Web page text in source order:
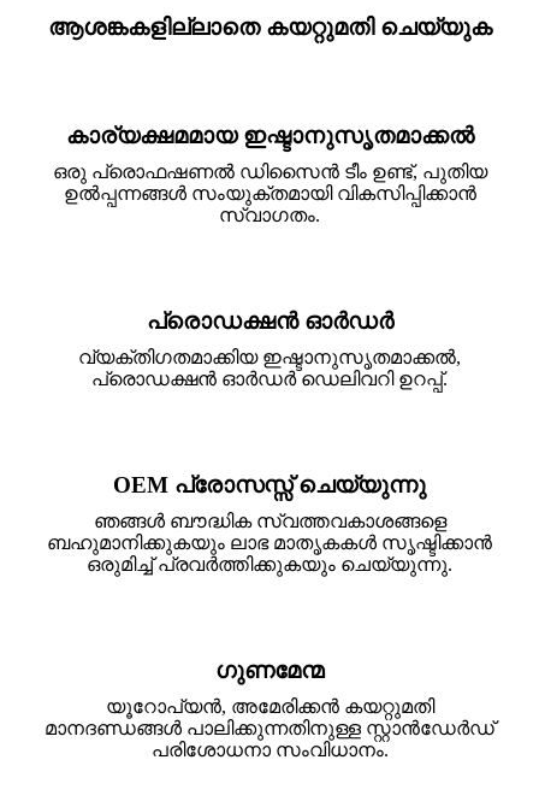
ആശങ്കകളില്ലാതെ കയറ്റുമതി ചെയ്യുക
കാര്യക്ഷമമായ ഇഷ്ടാനുസൃതമാക്കൽ
ഒരു പ്രൊഫഷണൽ ഡിസൈൻ ടീം ഉണ്ട്, പുതിയ
ഉൽപ്പന്നങ്ങൾ സംയുക്തമായി വികസിപ്പിക്കാൻ
സ്വാഗതം.
പ്രൊഡക്ഷൻ ഓർഡർ
വ്യക്തിഗതമാക്കിയ ഇഷ്ടാനുസൃതമാക്കൽ,
പ്രൊഡക്ഷൻ ഓർഡർ ഡെലിവറി ഉറപ്പ്.
OEM പ്രോസസ്സ് ചെയ്യുന്നു
ഞങ്ങൾ ബൗദ്ധിക സ്വത്തവകാശങ്ങളെ
ബഹുമാനിക്കുകയും ലാഭ മാതൃകകൾ സൃഷ്ടിക്കാൻ
ഒരുമിച്ച് പ്രവർത്തിക്കുകയും ചെയ്യുന്നു.
ഗുണമേന്മ
യൂറോപ്യൻ, അമേരിക്കൻ കയറ്റുമതി
മാനദണ്ഡങ്ങൾ പാലിക്കുന്നതിനുള്ള സ്റ്റാൻഡേർഡ്
പരിശോധനാ സംവിധാനം.